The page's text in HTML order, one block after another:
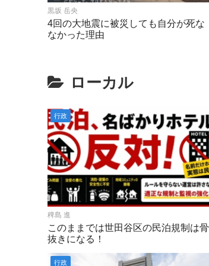
黒坂 岳央
4回の大地震に被災しても自分が死な
なかった理由
ローカル
稗島 進
このままでは世田谷区の民泊規制は骨
抜きになる！
行政
行政